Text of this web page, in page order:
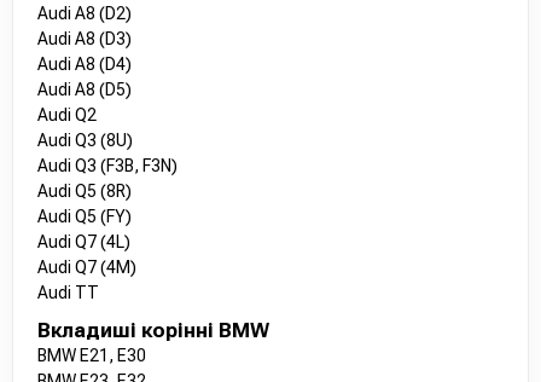
Audi A8 (D2)
Audi A8 (D3)
Audi A8 (D4)
Audi A8 (D5)
Audi Q2
Audi Q3 (8U)
Audi Q3 (F3B, F3N)
Audi Q5 (8R)
Audi Q5 (FY)
Audi Q7 (4L)
Audi Q7 (4M)
Audi TT
Вкладиші корінні BMW
BMW E21, E30